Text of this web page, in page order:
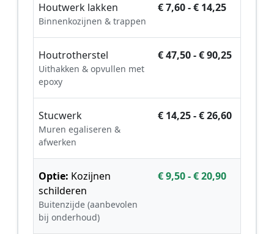
Houtwerk lakken
Binnenkozijnen & trappen
€ 7,60 - € 14,25
Houtrotherstel
Uithakken & opvullen met
epoxy
€ 47,50 - € 90,25
Stucwerk
Muren egaliseren &
afwerken
€ 14,25 - € 26,60
Optie: Kozijnen
schilderen
Buitenzijde (aanbevolen
bij onderhoud)
€ 9,50 - € 20,90